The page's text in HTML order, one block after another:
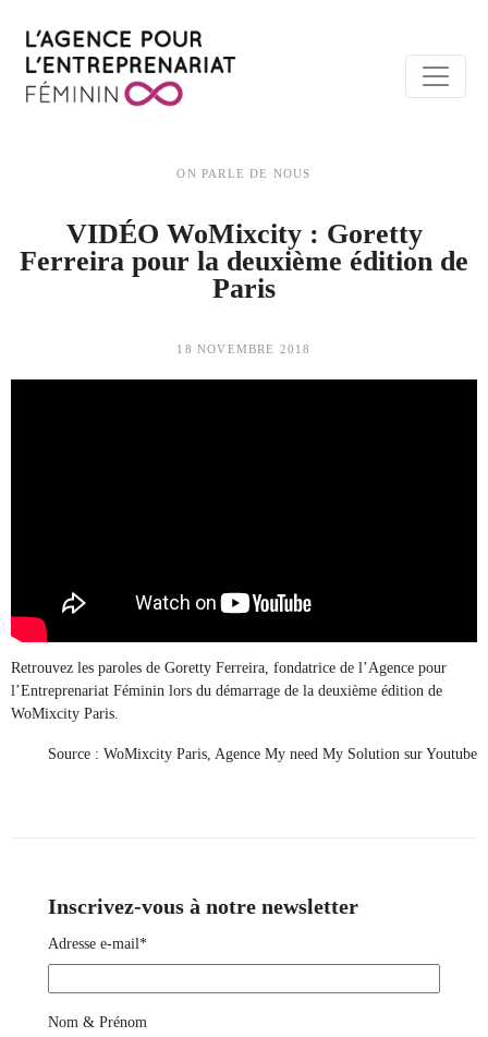
ON PARLE DE NOUS
VIDÉO WoMixcity : Goretty
Ferreira pour la deuxième édition de
Paris
18 NOVEMBRE 2018
Retrouvez les paroles de Goretty Ferreira, fondatrice de l’Agence pour
l’Entreprenariat Féminin lors du démarrage de la deuxième édition de
WoMixcity Paris.
Source : WoMixcity Paris, Agence My need My Solution sur Youtube
Inscrivez-vous à notre newsletter
Adresse e-mail*
Nom & Prénom